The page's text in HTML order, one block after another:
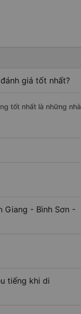
giá tốt nhất?
tốt nhất là những nhà
Giang - Bình Sơn -
tiếng khi di